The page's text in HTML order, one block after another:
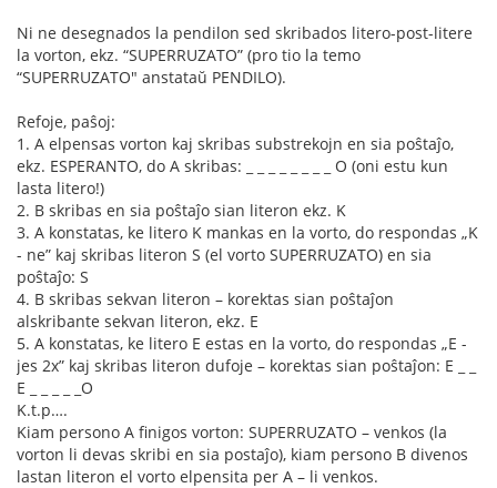
Ni ne desegnados la pendilon sed skribados litero-post-litere
la vorton, ekz. “SUPERRUZATO” (pro tio la temo
“SUPERRUZATO" anstataŭ PENDILO).
Refoje, paŝoj:
1. A elpensas vorton kaj skribas substrekojn en sia poŝtaĵo,
ekz. ESPERANTO, do A skribas: _ _ _ _ _ _ _ _ O (oni estu kun
lasta litero!)
2. B skribas en sia poŝtaĵo sian literon ekz. K
3. A konstatas, ke litero K mankas en la vorto, do respondas „K
- ne” kaj skribas literon S (el vorto SUPERRUZATO) en sia
poŝtaĵo: S
4. B skribas sekvan literon – korektas sian poŝtaĵon
alskribante sekvan literon, ekz. E
5. A konstatas, ke litero E estas en la vorto, do respondas „E -
jes 2x” kaj skribas literon dufoje – korektas sian poŝtaĵon: E _ _
E _ _ _ _ _O
K.t.p….
Kiam persono A finigos vorton: SUPERRUZATO – venkos (la
vorton li devas skribi en sia postaĵo), kiam persono B divenos
lastan literon el vorto elpensita per A – li venkos.